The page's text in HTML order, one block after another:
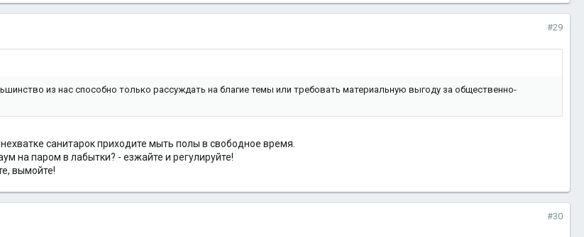
#29
из нас способно только рассуждать на благие темы или требовать материальную выгоду за общественно-
санитарок приходите мыть полы в свободное время.
на паром в лабытки? - езжайте и регулируйте!
вымойте!
#30